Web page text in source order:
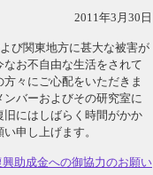
2011年3月30日
び関東地方に甚大な被害が
お不自由な生活をされて
々にご心配をいただきま
バーおよびその研究室に
にはしばらく時間がかか
申し上げます。
助成金への御協力のお願い